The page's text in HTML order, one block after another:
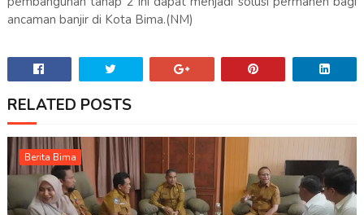
ancaman banjir di Kota Bima.(NM)
RELATED POSTS
Berita Bima